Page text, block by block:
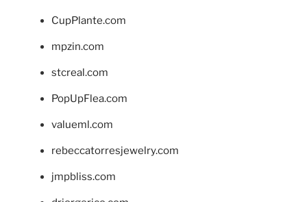
CupPlante.com
mpzin.com
stcreal.com
PopUpFlea.com
valueml.com
rebeccatorresjewelry.com
jmpbliss.com